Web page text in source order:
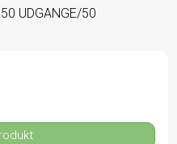
UDGANGE/50